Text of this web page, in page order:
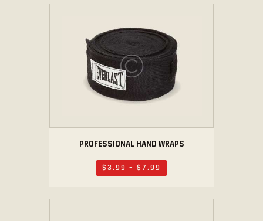
PROFESSIONAL HAND WRAPS
$3.99 – $ 7.99